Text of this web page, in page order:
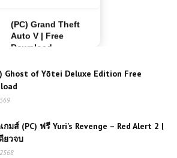
(PC) ฟรี God of War
Ragnarök | Free
Download
(PC) Assassin's
Creed Unity | Free
Download
โหลดเกมส์ Far Cry 2
Ghost of Yōtei Deluxe Edition Free
กมส์ (PC) ฟรี Yuri’s Revenge – Red Alert 2 |
ยวจบ